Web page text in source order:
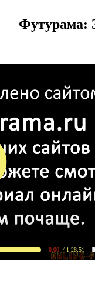
Футурама:
0:00 / 1:28:51